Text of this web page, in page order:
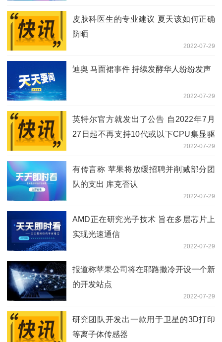
皮肤科医生的专业建议 夏天该如何正确
防晒
2022-07-29
迪奥 马面裙事件 持续发酵华人纷纷发声
2022-07-29
英特尔官方就发出了公告 自2022年7月
27日起不再支持10代或以下CPU集显驱
2022-07-29
有传言称 苹果将放缓招聘并削减部分团
队的支出 库克否认
2022-07-29
AMD正在研究光子技术 旨在多层芯片上
实现光速通信
2022-07-29
报道称苹果公司将在耶路撒冷开设一个新
的开发站点
2022-07-29
研究团队开发出一款用于卫星的3D打印
等离子体传感器